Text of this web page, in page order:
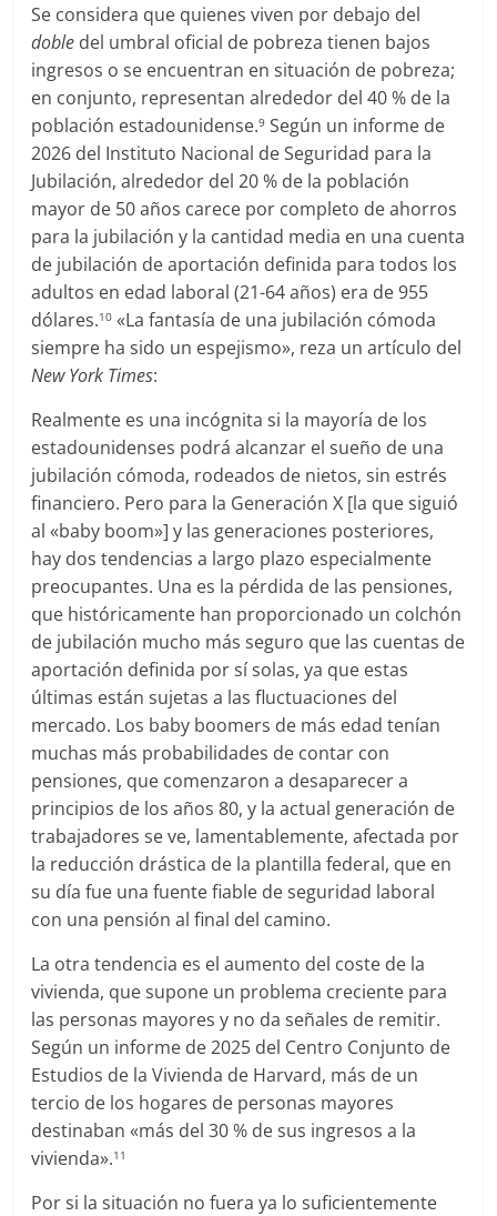
Se considera que quienes viven por debajo del
doble del umbral oficial de pobreza tienen bajos
ingresos o se encuentran en situación de pobreza;
en conjunto, representan alrededor del 40 % de la
población estadounidense.9 Según un informe de
2026 del Instituto Nacional de Seguridad para la
Jubilación, alrededor del 20 % de la población
mayor de 50 años carece por completo de ahorros
para la jubilación y la cantidad media en una cuenta
de jubilación de aportación definida para todos los
adultos en edad laboral (21-64 años) era de 955
dólares.10 «La fantasía de una jubilación cómoda
siempre ha sido un espejismo», reza un artículo del
New York Times:
Realmente es una incógnita si la mayoría de los
estadounidenses podrá alcanzar el sueño de una
jubilación cómoda, rodeados de nietos, sin estrés
financiero. Pero para la Generación X [la que siguió
al «baby boom»] y las generaciones posteriores,
hay dos tendencias a largo plazo especialmente
preocupantes. Una es la pérdida de las pensiones,
que históricamente han proporcionado un colchón
de jubilación mucho más seguro que las cuentas de
aportación definida por sí solas, ya que estas
últimas están sujetas a las fluctuaciones del
mercado. Los baby boomers de más edad tenían
muchas más probabilidades de contar con
pensiones, que comenzaron a desaparecer a
principios de los años 80, y la actual generación de
trabajadores se ve, lamentablemente, afectada por
la reducción drástica de la plantilla federal, que en
su día fue una fuente fiable de seguridad laboral
con una pensión al final del camino.
La otra tendencia es el aumento del coste de la
vivienda, que supone un problema creciente para
las personas mayores y no da señales de remitir.
Según un informe de 2025 del Centro Conjunto de
Estudios de la Vivienda de Harvard, más de un
tercio de los hogares de personas mayores
destinaban «más del 30 % de sus ingresos a la
vivienda».11
Por si la situación no fuera ya lo suficientemente